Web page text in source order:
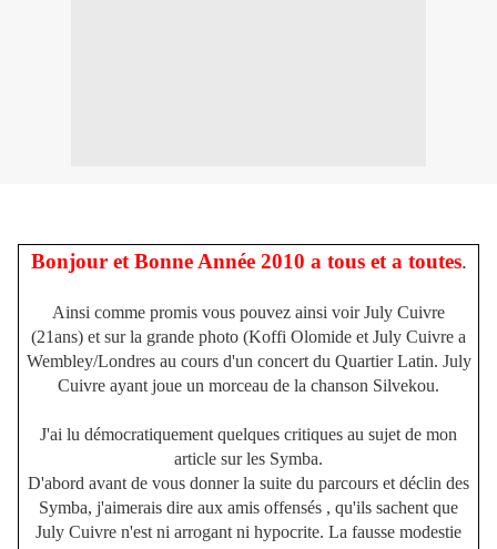
Bonjour et Bonne Année 2010 a tous et a toutes.
Ainsi comme promis vous pouvez ainsi voir July Cuivre
(21ans) et sur la grande photo (Koffi Olomide et July Cuivre a
Wembley/Londres au cours d'un concert du Quartier Latin. July
Cuivre ayant joue un morceau de la chanson Silvekou.
J'ai lu démocratiquement quelques critiques au sujet de mon
article sur les Symba.
D'abord avant de vous donner la suite du parcours et déclin des
Symba, j'aimerais dire aux amis offensés , qu'ils sachent que
July Cuivre n'est ni arrogant ni hypocrite. La fausse modestie